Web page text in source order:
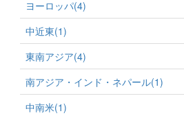
ヨーロッパ(4)
中近東(1)
東南アジア(4)
南アジア・インド・ネパール(1)
中南米(1)